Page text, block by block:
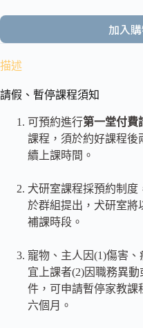
加入
描述
請假、暫停課程須知
可預約進行第一堂付費
課程，須於約好課程後
續上課時間。
犬研室課程採預約制度
於群組提出，犬研室將
補課時段。
寵物、主人因(1)傷害
宜上課者(2)因職務異
件，可申請暫停家教課
六個月。